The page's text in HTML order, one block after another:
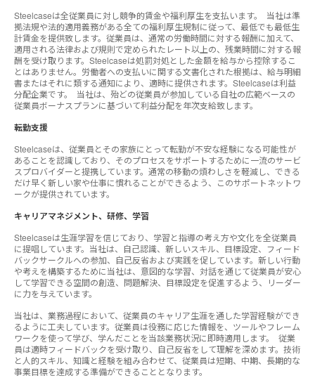
Steelcaseは全従業員に対し競争的賃金や福利厚生を支払います。 当社は準
拠法規や法的適用義務がある全ての福利厚生規制に従って、最低でも最低生
計賃金を提供致します。従業員は、通常の労働時間に対する報酬に加えて、
適用される法律および規則で定められたレート以上の、残業時間に対する報
酬を受け取ります。Steelcaseは処罰対処とした金額を給与から控除するこ
とはありません。労働者への支払いに関する文書化された根拠は、給与明細
書またはそれに類する通知により、適時に提供されます。Steelcaseは利益
分配企業です。 当社は、殆どの従業員が参加している自社の広範ベースの
従業員ボーナスプランに基づいて利益分配を年次支給致します。
転勤支援
Steelcaseは、従業員とその家族にとって転勤が不安な経験になる可能性が
あることを認識しており、そのプロセスをサポートするために一流のサービ
スプロバイダーと提携しています。通常の移動の煩わしさを軽減し、できる
だけ早く新しい家や仕事に慣れることができるよう、このサポートネットワ
ークが提供されています。
キャリアマネジメント、研修、学習
Steelcaseは生涯学習を信じており、学習と指導の考え方や文化を全従業員
に提唱しています。当社は、自己認識、新しいスキル、目標設定、フィード
バックサークルへの参加、自己反省および実践を促しています。新しい行動
や考えを構築するために当社は、意図的な学習、対話を通じて従業員が安心
して学習できる空間の創造、問題解決、目標設定を促進するよう、リーダー
に力を与えています。
当社は、業務過程において、従業員のキャリア生涯を通した学習経験ができ
るように工夫しています。従業員は役務に応じた情報を、ツールやフレーム
ワークを使って学び、学んだことを当該業務状況に即時適用します。 従業
員は適時フィードバックを受け取り、自己反省をして理解を深めます。技術
と人的スキル、知識と経験を組み合わせて、従業員は短期、中期、長期的な
事業目標を達成する準備ができることとなります。